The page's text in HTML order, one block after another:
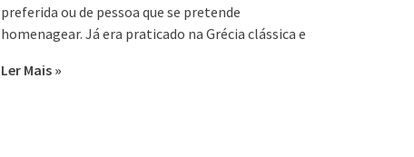
preferida ou de pessoa que se pretende
homenagear. Já era praticado na Grécia clássica e
Ler Mais »